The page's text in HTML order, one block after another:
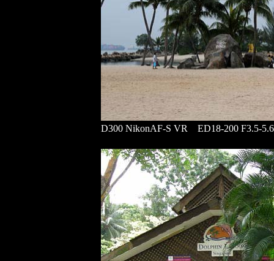
D300 NikonAF-S VR ED18-200 F3.5-